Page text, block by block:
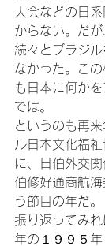
人会などの日
からない。だ
続々とブラジ
なかった。こ
も日本に何か
では。
というのも再
ル日本文化福
に、日伯外交
伯修好通商航
う節目の年だ。
振り返ってみ
年の１９９５